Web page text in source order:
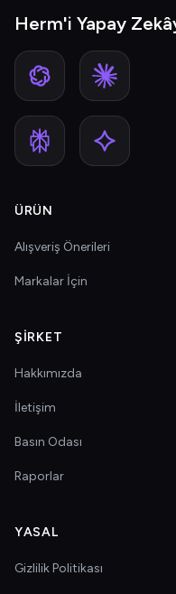
Herm'i Yapay
ÜRÜN
Alışveriş Önerileri
Markalar İçin
ŞIRKET
Hakkımızda
İletişim
Basın Odası
Raporlar
YASAL
Gizlilik Politikası